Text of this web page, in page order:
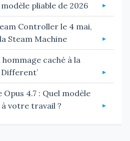
pliable de 2026
Controller le 4 mai,
Steam Machine
hommage caché à la
Opus 4.7 : Quel modèle
à votre travail ?